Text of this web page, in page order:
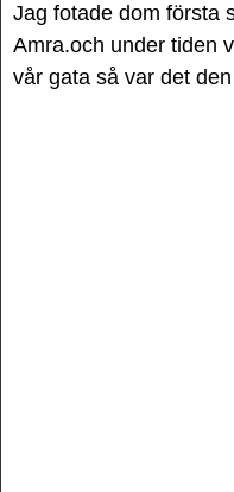
Jag fotade dom första
Amra.och under tiden
vår gata så var det